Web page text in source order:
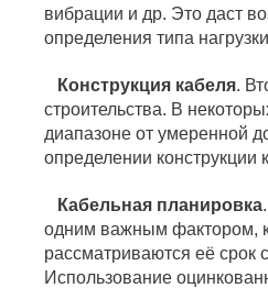
вибрации и др. Это даст
определения типа
Конструкция кабеля.
строительства. В
диапазоне от умеренной
определении конструкции
Кабельная планировка
одним важным фактором,
рассматриваются её срок
Использование